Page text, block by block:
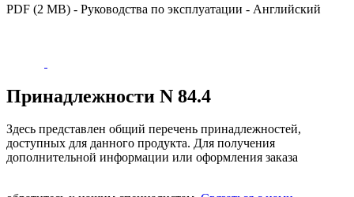
PDF (2 MB) - Руководства по эксплуатации - Английский
Принадлежности N 84.4
Здесь представлен общий перечень принадлежностей,
доступных для данного продукта. Для получения
дополнительной информации или оформления заказа